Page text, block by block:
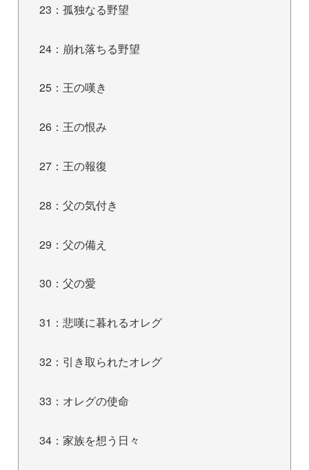
23：孤独なる野望
24：崩れ落ちる野望
25：王の嘆き
26：王の恨み
27：王の報復
28：父の気付き
29：父の備え
30：父の愛
31：悲嘆に暮れるオレグ
32：引き取られたオレグ
33：オレグの使命
34：家族を想う日々